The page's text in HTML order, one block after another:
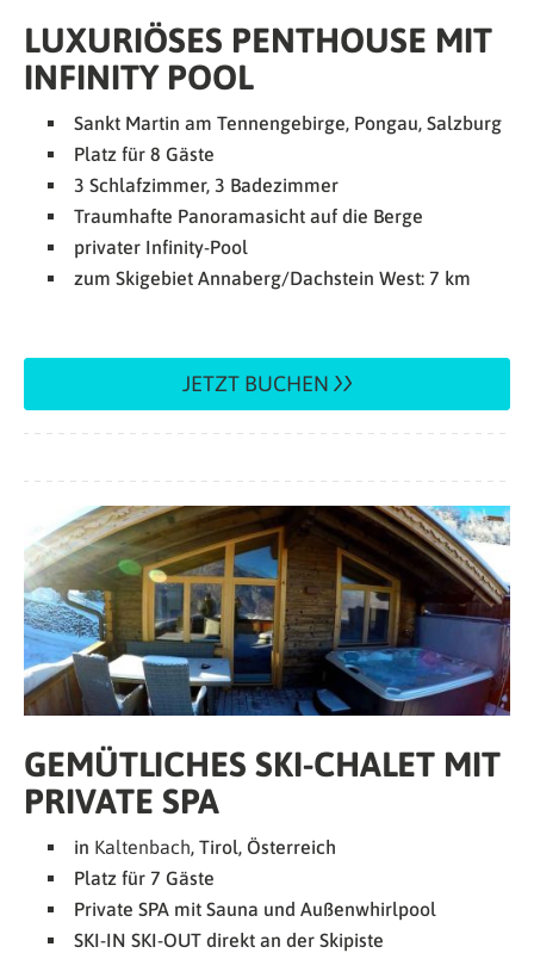
LUXURIÖSES PENTHOUSE MIT
INFINITY POOL
Sankt Martin am Tennengebirge, Pongau, Salzburg
Platz für 8 Gäste
3 Schlafzimmer, 3 Badezimmer
Traumhafte Panoramasicht auf die Berge
privater Infinity-Pool
zum Skigebiet Annaberg/Dachstein West: 7 km
JETZT BUCHEN
GEMÜTLICHES SKI-CHALET MIT
PRIVATE SPA
in Kaltenbach, Tirol, Österreich
Platz für 7 Gäste
Private SPA mit Sauna und Außenwhirlpool
SKI-IN SKI-OUT direkt an der Skipiste